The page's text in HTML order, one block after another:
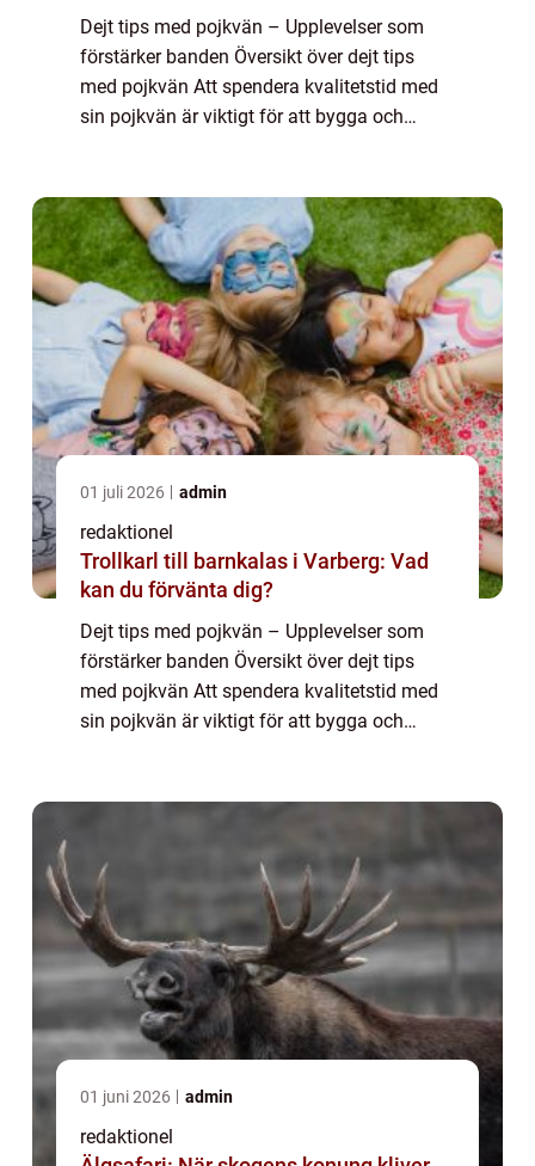
Dejt tips med pojkvän – Upplevelser som
förstärker banden Översikt över dejt tips
med pojkvän Att spendera kvalitetstid med
sin pojkvän är viktigt för att bygga och
01 juli 2026 admin
redaktionel
Trollkarl till barnkalas i Varberg: Vad
kan du förvänta dig?
Dejt tips med pojkvän – Upplevelser som
förstärker banden Översikt över dejt tips
med pojkvän Att spendera kvalitetstid med
sin pojkvän är viktigt för att bygga och
01 juni 2026 admin
redaktionel